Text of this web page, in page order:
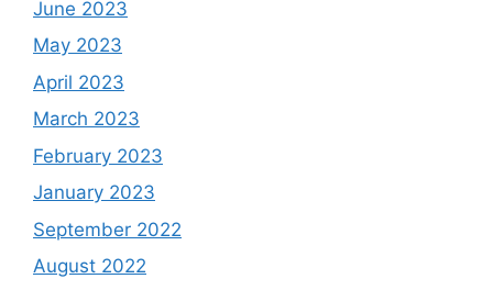
June 2023
May 2023
April 2023
March 2023
February 2023
January 2023
September 2022
August 2022